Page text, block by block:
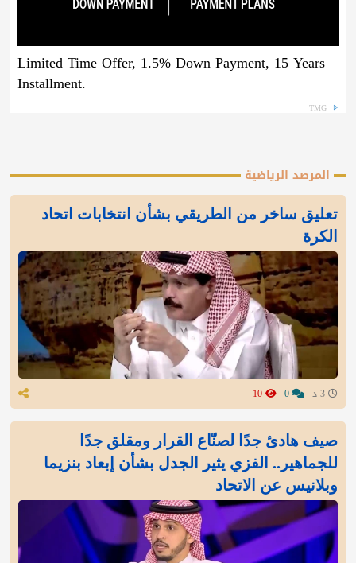
Limited Time Offer, 1.5% Down Payment, 15 Years
Installment.
TMG
المرصد الرياضية
تعليق ساخر من الطريقي بشأن انتخابات اتحاد
الكرة
صيف هادئ جدًا لصنّاع القرار ومقلق جدًا
للجماهير.. الفزي يثير الجدل بشأن إبعاد بنزيما
وبلانيس عن الاتحاد